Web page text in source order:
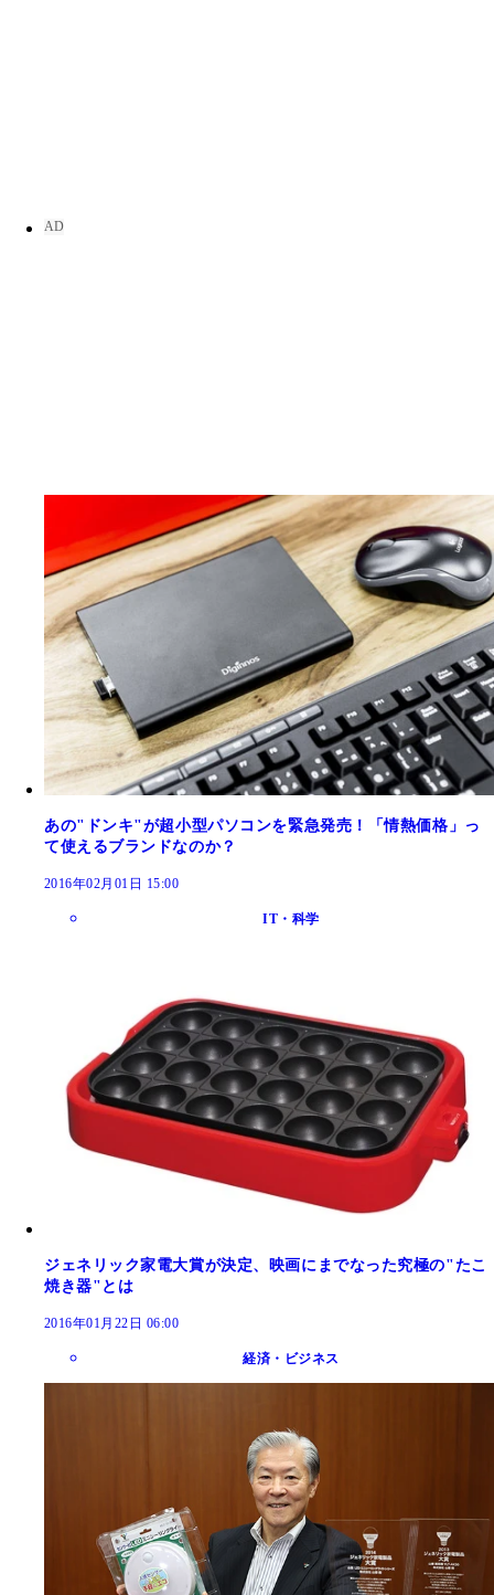
あの"ドンキ"が超小型パソコンを緊急発売！「情熱価格」っ
て使えるブランドなのか？
2016年02月01日 15:00
IT・科学
ジェネリック家電大賞が決定、映画にまでなった究極の"たこ
焼き器"とは
2016年01月22日 06:00
経済・ビジネス